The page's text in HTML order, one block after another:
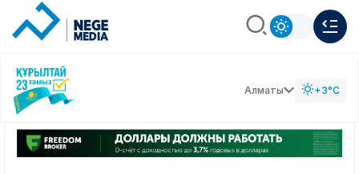
Алматы +3°C